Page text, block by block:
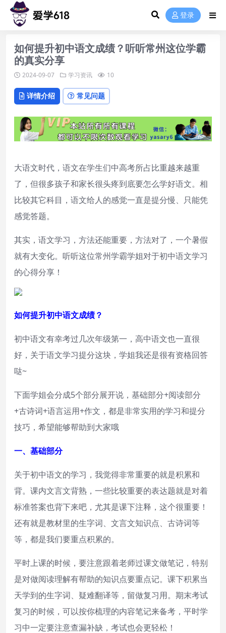
登录
如何提升初中语文成绩？听听常州这位学霸
的真实分享
2024-09-07 学习资讯 10
详情介绍 常见问题
大语文时代，语文在学生们中高考所占比重越来越重
了，但很多孩子和家长很头疼到底要怎么学好语文。相
比较其它科目，语文给人的感觉一直是提分慢、只能凭
感觉答题。
其实，语文学习，方法还能重要，方法对了，一个暑假
就有大变化。听听这位常州学霸学姐对于初中语文学习
的心得分享！
如何提升初中语文成绩？
初中语文有幸考过几次年级第一，高中语文也一直很
好，关于语文学习提分这块，学姐我还是很有资格回答
哒~
下面学姐会分成5个部分展开说，基础部分+阅读部分
+古诗词+语言运用+作文，都是非常实用的学习和提分
技巧，希望能够帮助到大家哦
一、基础部分
关于初中语文的学习，我觉得非常重要的就是积累和
背。课内文言文背熟，一些比较重要的表达题就是对着
标准答案也背下来吧，尤其是课下注释，这个很重要！
还有就是教材里的生字词、文言文知识点、古诗词等
等，都是我们要重点积累的。
平时上课的时候，要注意跟着老师过课文做笔记，特别
是对做阅读理解有帮助的知识点要重点记。课下积累当
天学到的生字词、疑难翻译等，留做复习用。期末考试
复习的时候，可以按你梳理的内容笔记来备考，平时学
习中一定要注意查漏补缺，考试也会更轻松！